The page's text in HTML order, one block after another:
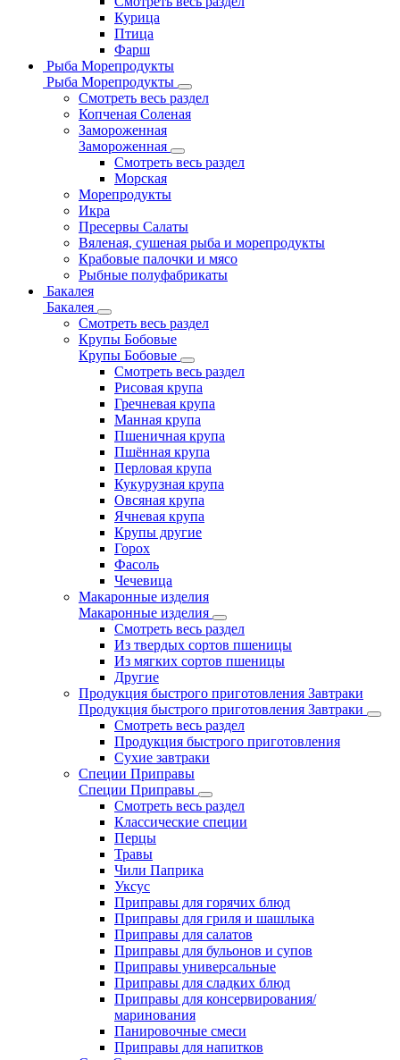
Курица
Птица
Фарш
Рыба Морепродукты
Рыба Морепродукты
Смотреть весь раздел
Копченая Соленая
Замороженная
Замороженная
Смотреть весь раздел
Морская
Морепродукты
Икра
Пресервы Салаты
Вяленая, сушеная рыба и морепродукты
Крабовые палочки и мясо
Рыбные полуфабрикаты
Бакалея
Бакалея
Смотреть весь раздел
Крупы Бобовые
Крупы Бобовые
Смотреть весь раздел
Рисовая крупа
Гречневая крупа
Манная крупа
Пшеничная крупа
Пшённая крупа
Перловая крупа
Кукурузная крупа
Овсяная крупа
Ячневая крупа
Крупы другие
Горох
Фасоль
Чечевица
Макаронные изделия
Макаронные изделия
Смотреть весь раздел
Из твердых сортов пшеницы
Из мягких сортов пшеницы
Другие
Продукция быстрого приготовления Завтраки
Продукция быстрого приготовления Завтраки
Смотреть весь раздел
Продукция быстрого приготовления
Сухие завтраки
Специи Приправы
Специи Приправы
Смотреть весь раздел
Классические специи
Перцы
Травы
Чили Паприка
Уксус
Приправы для горячих блюд
Приправы для гриля и шашлыка
Приправы для салатов
Приправы для бульонов и супов
Приправы универсальные
Приправы для сладких блюд
Приправы для консервирования/
маринования
Панировочные смеси
Приправы для напитков